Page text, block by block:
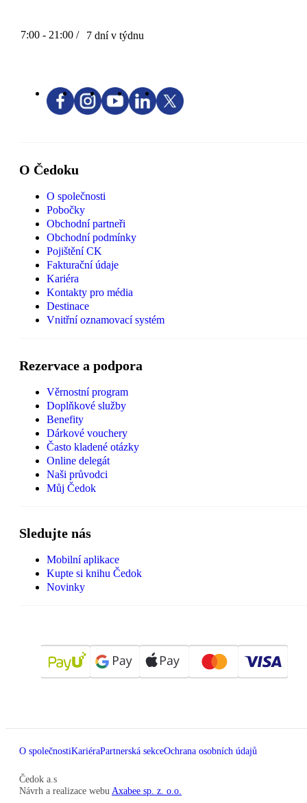
7:00 - 21:00 / 7 dní v týdnu
O Čedoku
O společnosti
Pobočky
Obchodní partneři
Obchodní podmínky
Pojištění CK
Fakturační údaje
Kariéra
Kontakty pro média
Destinace
Vnitřní oznamovací systém
Rezervace a podpora
Věrnostní program
Doplňkové služby
Benefity
Dárkové vouchery
Často kladené otázky
Online delegát
Naši průvodci
Můj Čedok
Sledujte nás
Mobilní aplikace
Kupte si knihu Čedok
Novinky
O společnostiKariéraPartnerská sekceOchrana osobních údajů
Čedok a.s
Návrh a realizace webu Axabee sp. z. o.o.